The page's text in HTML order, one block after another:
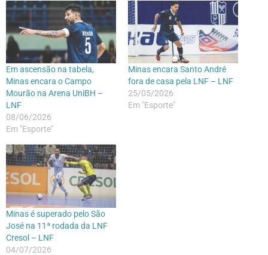
Em ascensão na tabela,
Minas encara o Campo
Mourão na Arena UniBH –
LNF
08/06/2026
Em "Esporte"
Minas encara Santo André
fora de casa pela LNF – LNF
25/05/2026
Em "Esporte"
Minas é superado pelo São
José na 11ª rodada da LNF
Cresol – LNF
04/07/2026